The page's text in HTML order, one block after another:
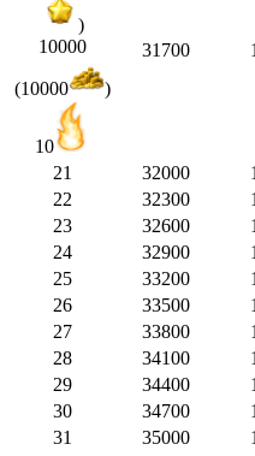
)
10000
(10000 )
10
31700
21 32000
22
32300
23
32600
24
32900
25
33200
26
33500
27
33800
28
34100
29
34400
30
34700
31
35000